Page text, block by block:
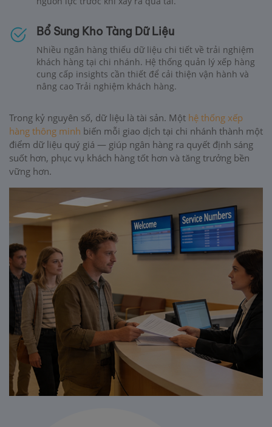
Bổ Sung Kho Tàng Dữ Liệu
Nhiều ngân hàng thiếu dữ liệu chi tiết về trải nghiệm
khách hàng tại chi nhánh. Hệ thống quản lý xếp hàng
cung cấp insights cần thiết để cải thiện vận hành và
nâng cao Trải nghiệm khách hàng.
Trong kỷ nguyên số, dữ liệu là tài sản. Một hệ thống xếp
hàng thông minh biến mỗi giao dịch tại chi nhánh thành một
điểm dữ liệu quý giá — giúp ngân hàng ra quyết định sáng
suốt hơn, phục vụ khách hàng tốt hơn và tăng trưởng bền
vững hơn.